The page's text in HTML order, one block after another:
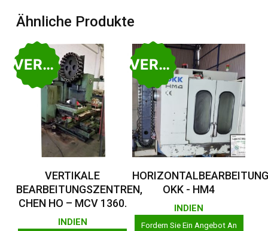
Ähnliche Produkte
VERKAUFT
Weiterlesen
VERTIKALE
BEARBEITUNGSZENTREN,
CHEN HO – MCV 1360.
INDIEN
VERKAUFT
Weiterlesen
OKK - HM4
INDIEN
Fordern Sie Ein Angebot An